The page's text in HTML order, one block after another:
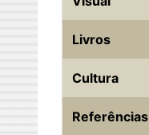
Livros
Cultura
Referências